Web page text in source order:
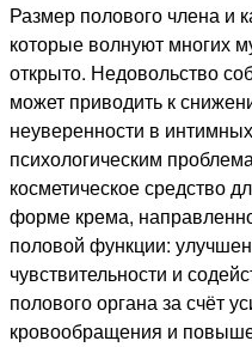
Размер полового члена и
которые волнуют многих
открыто. Недовольство
может приводить к
неуверенности в
психологическим
косметическое средство
форме крема,
половой функции:
чувствительности и
полового органа за счёт
кровообращения и